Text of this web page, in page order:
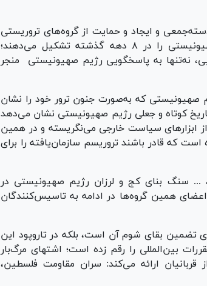
و ایجاد و حمایت از گروه‌های تروریستی
بخش‌های مهم و غیرقابل انکاری از اقدام‌های رژیم صهیونیستی را در ۸ دهه گذشته تشکیل می‌دهند؛
نه‌تنها به پاسخگویی رژیم صهیونیستی منجر
صهیونیستی که به‌صورت جنون ترور خود را نشان
کوتاه و جعلی رژیم صهیونیستی نشان می‌دهد
ابزار‌های سیاست خارجی می‌نگریسته و در همین
که قادر باشند تروریسم سازمان‌یافته را برای
... سنگ بنای کج و لرزان رژیم صهیونیستی در
همین گروه‌ها در ادامه به تاسیس‌کنندگان
تضمین بقای شوم آن است، بلکه در تاروپود این
بین‌المللی را رقم زده است؛ اشتهای مرگ‌بار
قربانیان ارائه می‌کند: سران مقاومت فلسطین،